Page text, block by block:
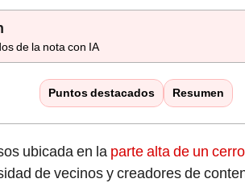
de la nota con IA
Puntos destacados Resumen
ubicada en la parte alta de un cerro
de vecinos y creadores de